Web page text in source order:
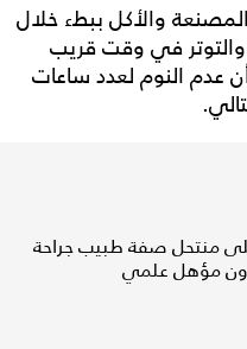
والأكل ببطء خلال
والتوتر في وقت قريب
عدم النوم لعدد ساعات
منتحل صفة طبيب جراحة
مؤهل علمي